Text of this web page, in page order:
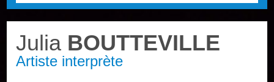
Julia BOUTTEVILLE
Artiste interprète